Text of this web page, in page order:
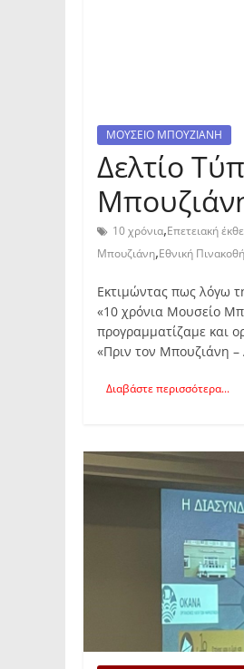
ΜΟΥΣΕΙΟ ΜΠΟΥΖΙΑΝΗ
Δελτίο
10 χρόνια,Επετειακή
Μπουζιάνη,Εθνική
Εκτιμώντας πως λόγω
«10 χρόνια Μουσείο
προγραμματίζαμε και
«Πριν τον Μπουζιάνη
Διαβάστε περισσότερα...